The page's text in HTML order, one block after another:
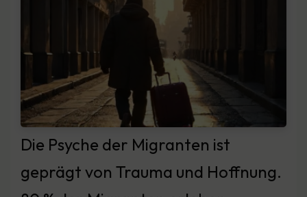
Die Psyche der Migranten ist
geprägt von Trauma und Hoffnung.